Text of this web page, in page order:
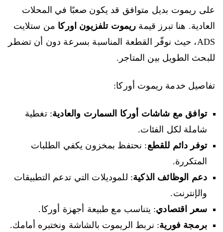
على ريموت بديل متوافق قد يكون صعبًا في المحلات
العادية. هنا تبرز قيمة ريموت تلفزيون اوركا من ستلايت
ADS، حيث نوفّر القطعة المناسبة بسرعة دون أن تضطر
للبحث الطويل بين المتاجر.
تفاصيل خدمة ريموت أوركا:
توافق مع شاشات أوركا السمارت والعادية: تغطية
شاملة لكل الفئات.
توفر دائم للقطع: نحتفظ بمخزون يكفي الطلبات
المتكررة.
دعم الوظائف الذكية: للموديلات التي تدعم التطبيقات
والإنترنت.
سعر اقتصادي: يتناسب مع طبيعة أجهزة أوركا.
برمجة فورية: نربط الريموت بالشاشة ونختبره أمامك.